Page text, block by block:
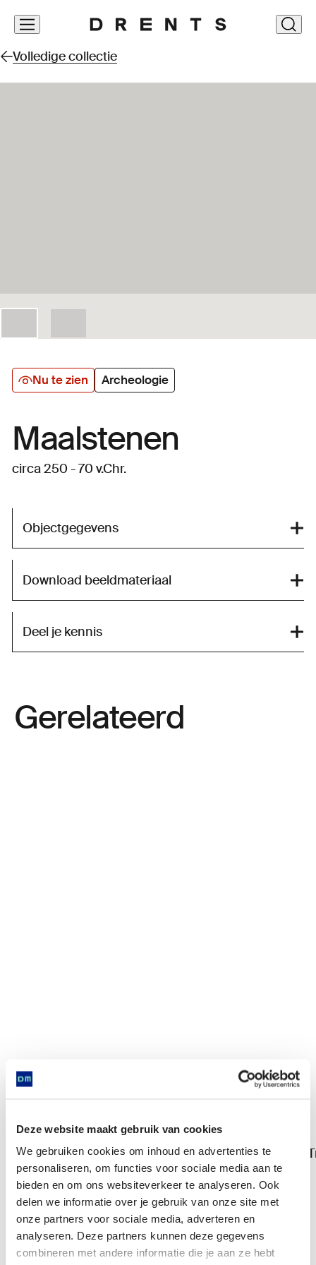
Deze website maakt gebruik van cookies
We gebruiken cookies om inhoud en advertenties te
personaliseren, om functies voor sociale media aan te
bieden en om ons websiteverkeer te analyseren. Ook
delen we informatie over je gebruik van onze site met
onze partners voor sociale media, adverteren en
analyseren. Deze partners kunnen deze gegevens
combineren met andere informatie die je aan ze hebt
Navigatie
Volledige collectie
Nu te zien Archeologie
Maalstenen
circa 250 - 70 v.Chr.
Objectgegevens
Download beeldmateriaal
Deel je kennis
Gerelateerd
Trechterbeker
Komt voor in